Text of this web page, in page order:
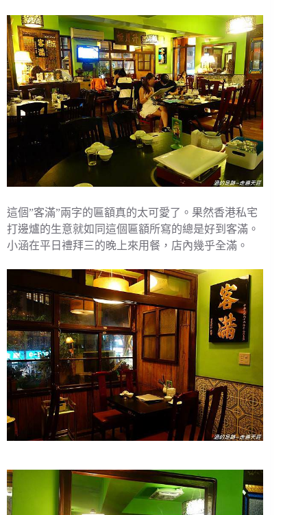
這個”客滿”兩字的匾額真的太可愛了。果然香港私宅
打邊爐的生意就如同這個匾額所寫的總是好到客滿。
小涵在平日禮拜三的晚上來用餐，店內幾乎全滿。